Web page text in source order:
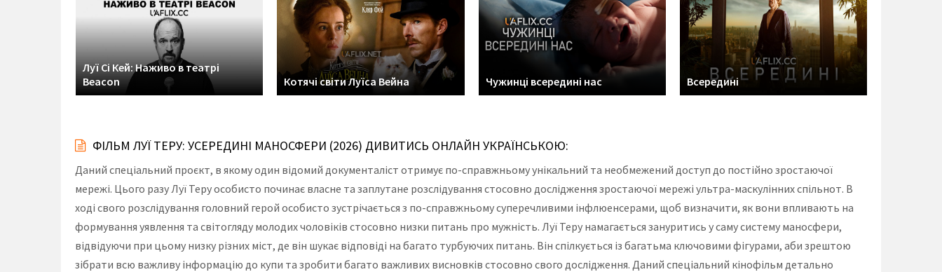
Луї Сі Кей: Наживо в театрі
Beacon
Котячі світи Луїса Вейна Чужинці всередині нас Всередині
ФІЛЬМ ЛУЇ ТЕРУ: УСЕРЕДИНІ МАНОСФЕРИ (2026) ДИВИТИСЬ ОНЛАЙН УКРАЇНСЬКОЮ:
Даний спеціальний проєкт, в якому один відомий документаліст отримує по-справжньому унікальний та необмежений доступ до постійно зростаючої
мережі. Цього разу Луї Теру особисто починає власне та заплутане розслідування стосовно дослідження зростаючої мережі ультра-маскулінних спільнот. В
ході свого розслідування головний герой особисто зустрічається з по-справжньому суперечливими інфлюенсерами, щоб визначити, як вони впливають на
формування уявлення та світогляду молодих чоловіків стосовно низки питань про мужність. Луї Теру намагається зануритись у саму систему маносфери,
відвідуючи при цьому низку різних міст, де він шукає відповіді на багато турбуючих питань. Він спілкується із багатьма ключовими фігурами, аби зрештою
зібрати всю важливу інформацію до купи та зробити багато важливих висновків стосовно свого дослідження. Даний спеціальний кінофільм детально